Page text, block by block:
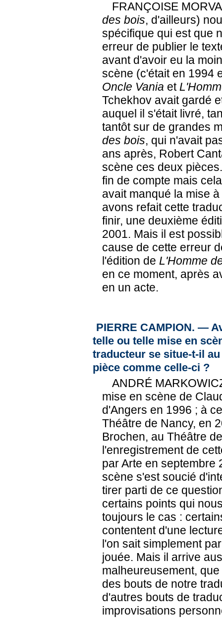
FRANÇOISE
des bois, d'ailleurs)
spécifique qui est que
erreur de publier le
avant d'avoir eu la
scène (c'était en 1994
Oncle Vania et
Tchekhov avait gardé
auquel il s'était livré,
tantôt sur de grandes
des bois, qui n'avait
ans après, Robert
scène ces deux
fin de compte mais
avait manqué la mise
avons refait cette
finir, une deuxième
2001. Mais il est
cause de cette erreur
l'édition de L'Homme
en ce moment, après
en un acte.
PIERRE CAMPION. —
telle ou telle mise en
traducteur se situe-t-il
pièce comme celle-ci ?
ANDRÉ
mise en scène de
d'Angers en 1996 ; à
Théâtre de Nancy, en
Brochen, au Théâtre
l'enregistrement de
par Arte en septembre
scène s'est soucié
tirer parti de ce
certains points qui
toujours le cas :
contentent d'une
l'on sait simplement
jouée. Mais il arrive
malheureusement,
des bouts de notre
d'autres bouts de
improvisations